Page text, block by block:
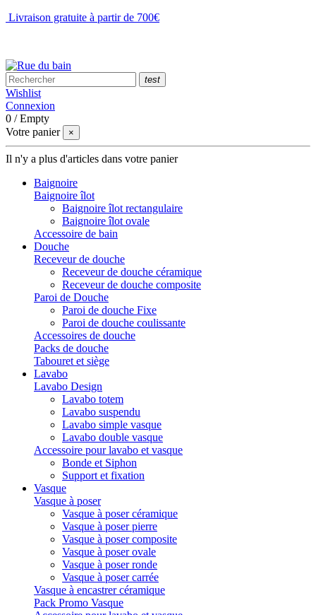
Livraison gratuite à partir de 700€
test
Wishlist
Connexion
0 /Empty
Votre panier
×
Il n'y a plus d'articles dans votre panier
Baignoire
Baignoire îlot
Baignoire îlot rectangulaire
Baignoire îlot ovale
Accessoire de bain
Douche
Receveur de douche
Receveur de douche céramique
Receveur de douche composite
Paroi de Douche
Paroi de douche Fixe
Paroi de douche coulissante
Accessoires de douche
Packs de douche
Tabouret et siège
Lavabo
Lavabo Design
Lavabo totem
Lavabo suspendu
Lavabo simple vasque
Lavabo double vasque
Accessoire pour lavabo et vasque
Bonde et Siphon
Support et fixation
Vasque
Vasque à poser
Vasque à poser céramique
Vasque à poser pierre
Vasque à poser composite
Vasque à poser ovale
Vasque à poser ronde
Vasque à poser carrée
Vasque à encastrer céramique
Pack Promo Vasque